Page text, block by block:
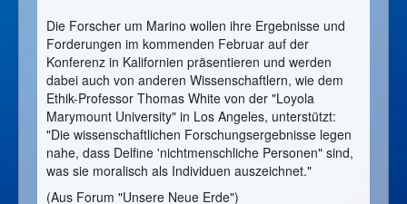
Die Forscher um Marino wollen ihre Ergebnisse und
Forderungen im kommenden Februar auf der
Konferenz in Kalifornien präsentieren und werden
dabei auch von anderen Wissenschaftlern, wie dem
Ethik-Professor Thomas White von der "Loyola
Marymount University" in Los Angeles, unterstützt:
"Die wissenschaftlichen Forschungsergebnisse legen
nahe, dass Delfine 'nichtmenschliche Personen" sind,
was sie moralisch als Individuen auszeichnet."
(Aus Forum "Unsere Neue Erde")